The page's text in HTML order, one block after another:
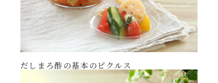
だしまろ酢の基本のピクルス